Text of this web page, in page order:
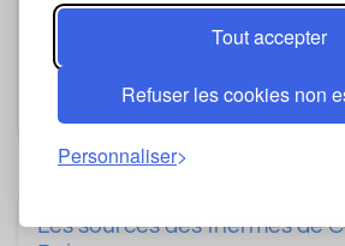
Tout accepter
Refuser les cookies non
Personnaliser
Les sources des thermes de